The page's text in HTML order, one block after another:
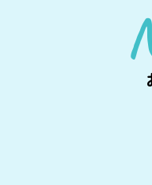
児童養